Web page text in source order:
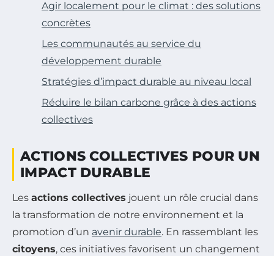
Agir localement pour le climat : des solutions
concrètes
Les communautés au service du
développement durable
Stratégies d’impact durable au niveau local
Réduire le bilan carbone grâce à des actions
collectives
ACTIONS COLLECTIVES POUR UN
IMPACT DURABLE
Les actions collectives jouent un rôle crucial dans
la transformation de notre environnement et la
promotion d’un avenir durable. En rassemblant les
citoyens, ces initiatives favorisent un changement